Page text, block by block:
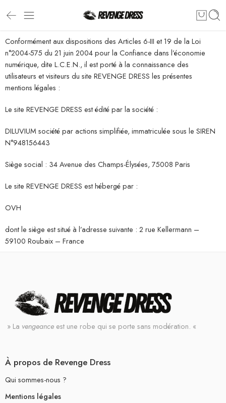
Conformément aux dispositions des Articles 6-III et 19 de la Loi
n°2004-575 du 21 juin 2004 pour la Confiance dans l’économie
numérique, dite L.C.E.N., il est porté à la connaissance des
utilisateurs et visiteurs du site REVENGE DRESS les présentes
mentions légales :
Le site REVENGE DRESS est édité par la société :
DILUVIUM société par actions simplifiée, immatriculée sous le SIREN
N°948156443
Siège social : 34 Avenue des Champs-Élysées, 75008 Paris
Le site REVENGE DRESS est hébergé par :
OVH
dont le siège est situé à l’adresse suivante : 2 rue Kellermann –
59100 Roubaix – France
» La vengeance est une robe qui se porte sans modération. «
À propos de Revenge Dress
Qui sommes-nous ?
Mentions légales